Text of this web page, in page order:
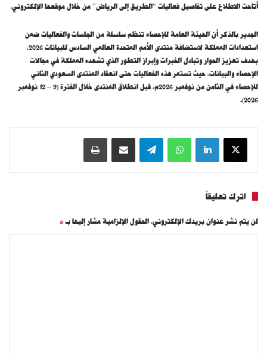
أتاحت الاطلاع على تفاصيل فعاليات “الطريق إلى الرياض” من خلال موقعها الإلكتروني.
الجدير بالذكر أن الهيئة العامة للإحصاء تنظم سلسلة من الجلسات والفعاليات ضمن
استعدادات المملكة لاستضافة منتدى الأمم المتحدة العالمي السادس للبيانات 2026،
بهدف تعزيز الحوار وتبادل الخبرات وإبراز التطور الذي تشهده المملكة في مجالات
الإحصاء والبيانات، حيث تستمر هذه الفعاليات حتى انعقاد المنتدى السعودي الثاني
للإحصاء في الثامن من نوفمبر 2026م، قبل انطلاق المنتدى خلال الفترة (9 – 12 نوفمبر
2026).
‫X لينكدإن واتساب تيلقرام مشاركة عبر البريد طباعة
اترك تعليقاً
لن يتم نشر عنوان بريدك الإلكتروني. الحقول الإلزامية مشار إليها بـ*